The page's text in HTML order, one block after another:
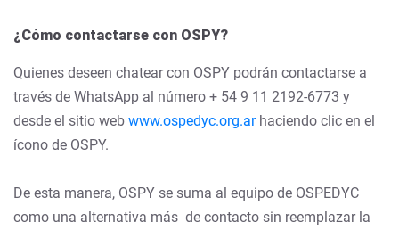
¿Cómo contactarse con OSPY?
Quienes deseen chatear con OSPY podrán contactarse a
través de WhatsApp al número + 54 9 11 2192-6773 y
desde el sitio web www.ospedyc.org.arhaciendo clic en el
ícono de OSPY.
De esta manera, OSPY se suma al equipo de OSPEDYC
como una alternativa más de contacto sin reemplazar la